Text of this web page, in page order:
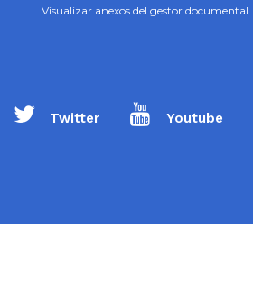
Visualizar anexos del gestor documental
Twitter Youtube